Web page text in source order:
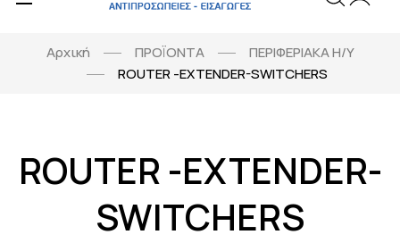
Αρχική ΠΡΟΪΟΝΤΑ
ΠΕΡΙΦΕΡΙΑΚΑ Η/Υ
ROUTER -EXTENDER-SWITCHERS
ROUTER -EXTENDER-
SWITCHERS